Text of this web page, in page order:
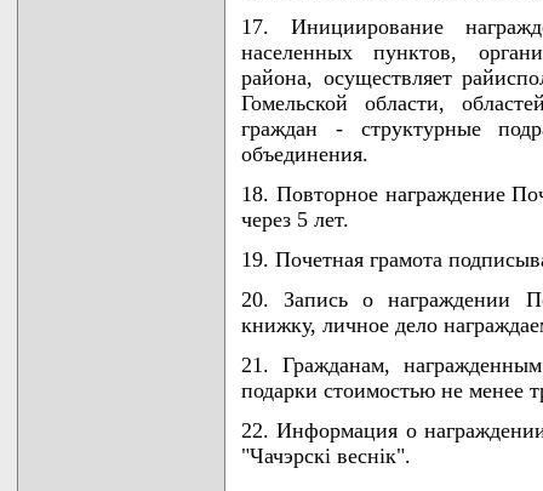
17. Инициирование
населенных пунктов,
района, осуществляет
Гомельской области,
граждан - структурные
объединения.
18. Повторное награждение
через 5 лет.
19. Почетная грамота
20. Запись о награждении
книжку, личное дело
21. Гражданам,
подарки стоимостью не менее
22. Информация о
"Чачэрскi веснiк".